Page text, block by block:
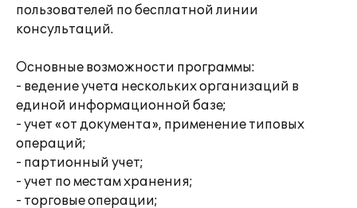
пользователей по бесплатной линии
консультаций.
Основные возможности программы:
- ведение учета нескольких организаций в
единой информационной базе;
- учет «от документа», применение типовых
операций;
- партионный учет;
- учет по местам хранения;
- торговые операции;